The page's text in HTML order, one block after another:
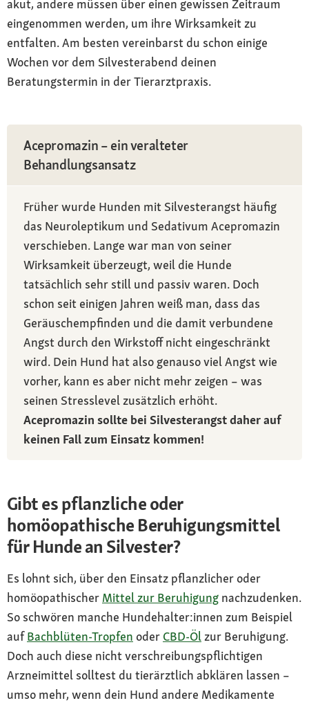
akut, andere müssen über einen gewissen Zeitraum
eingenommen werden, um ihre Wirksamkeit zu
entfalten. Am besten vereinbarst du schon einige
Wochen vor dem Silvesterabend deinen
Beratungstermin in der Tierarztpraxis.
Acepromazin – ein veralteter
Behandlungsansatz
Früher wurde Hunden mit Silvesterangst häufig
das Neuroleptikum und Sedativum Acepromazin
verschieben. Lange war man von seiner
Wirksamkeit überzeugt, weil die Hunde
tatsächlich sehr still und passiv waren. Doch
schon seit einigen Jahren weiß man, dass das
Geräuschempfinden und die damit verbundene
Angst durch den Wirkstoff nicht eingeschränkt
wird. Dein Hund hat also genauso viel Angst wie
vorher, kann es aber nicht mehr zeigen – was
seinen Stresslevel zusätzlich erhöht.
Acepromazin sollte bei Silvesterangst daher auf
keinen Fall zum Einsatz kommen!
Gibt es pflanzliche oder
homöopathische Beruhigungsmittel
für Hunde an Silvester?
Es lohnt sich, über den Einsatz pflanzlicher oder
homöopathischer Mittel zur Beruhigung nachzudenken.
So schwören manche Hundehalter:innen zum Beispiel
aufBachblüten-Tropfen oder CBD-Ölzur Beruhigung.
Doch auch diese nicht verschreibungspflichtigen
Arzneimittel solltest du tierärztlich abklären lassen –
umso mehr, wenn dein Hund andere Medikamente